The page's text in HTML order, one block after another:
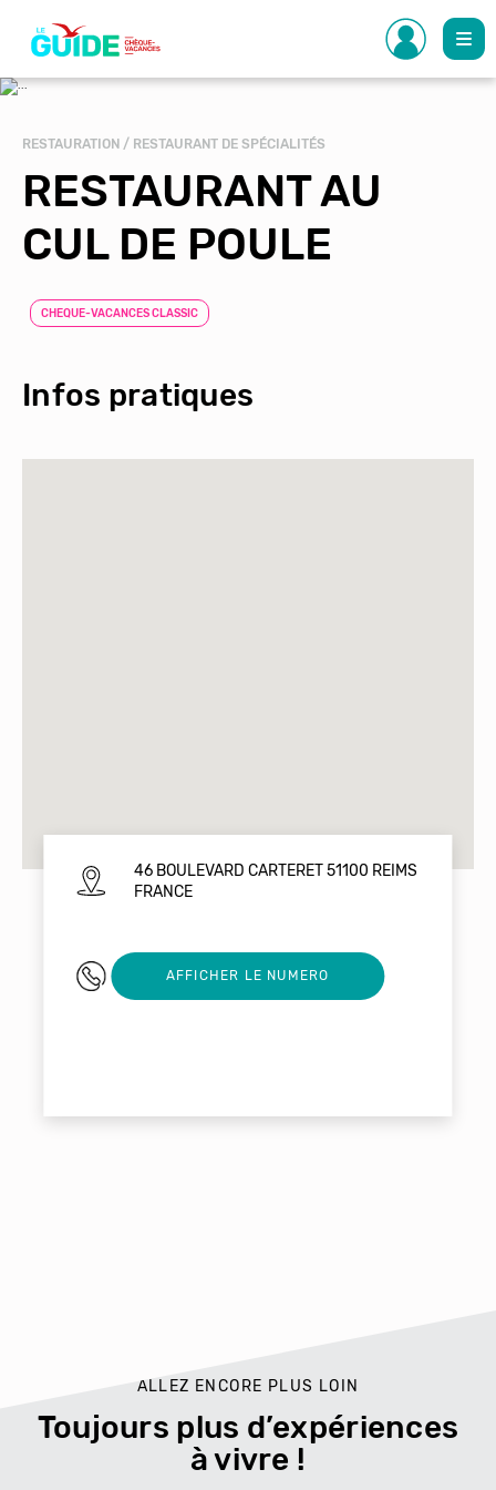
contenu
principal
RESTAURATION / RESTAURANT DE SPÉCIALITÉS
RESTAURANT AU
CUL DE POULE
CHEQUE-VACANCES CLASSIC
Infos pratiques
46 BOULEVARD CARTERET 51100 REIMS
FRANCE
03 26 47 60 22
AFFICHER LE NUMERO
ALLEZ ENCORE PLUS LOIN
Toujours plus d’expériences
à vivre !